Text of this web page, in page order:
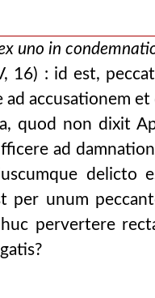
qui sub lege peccaveru
doni, applicat quod mul
quidem quae gravia
virtutis suae impetu atque
homines haec gratia
in vita regnabunt per
aeterna credatur. itaque,
personarum stol
haec nost
ut intelligeretur p
etiam nec leviter
uno in
16) : id est,
accusationem
quod non dixit
ad
delicto
per unum
pervertere